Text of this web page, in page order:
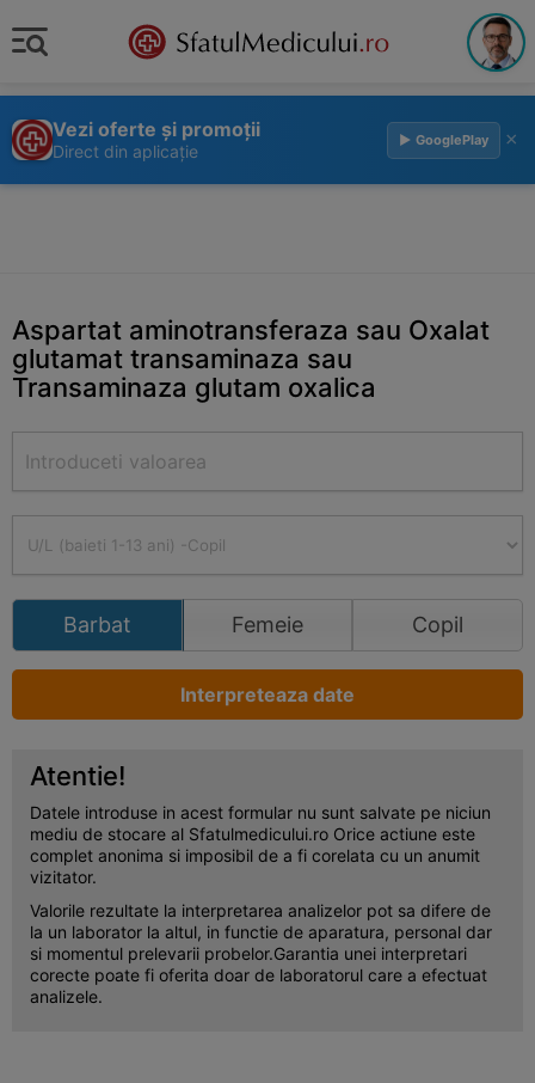
Vezi oferte și promoții
Direct din aplicație
▶ GooglePlay ×
Aspartat aminotransferaza sau Oxalat
glutamat transaminaza sau
Transaminaza glutam oxalica
Barbat Femeie Copil
Interpreteaza date
Atentie!
Datele introduse in acest formular nu sunt salvate pe niciun
mediu de stocare al Sfatulmedicului.ro Orice actiune este
complet anonima si imposibil de a fi corelata cu un anumit
vizitator.
Valorile rezultate la interpretarea analizelor pot sa difere de
la un laborator la altul, in functie de aparatura, personal dar
si momentul prelevarii probelor.Garantia unei interpretari
corecte poate fi oferita doar de laboratorul care a efectuat
analizele.